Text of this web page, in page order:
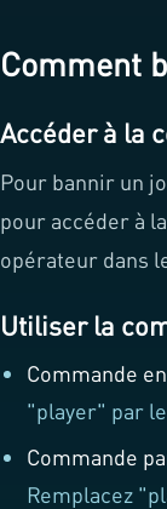
Comment
Accéder à la
Pour bannir un
pour accéder à
opérateur dans
Utiliser la
Commande
"player" par
Commande
Remplacez